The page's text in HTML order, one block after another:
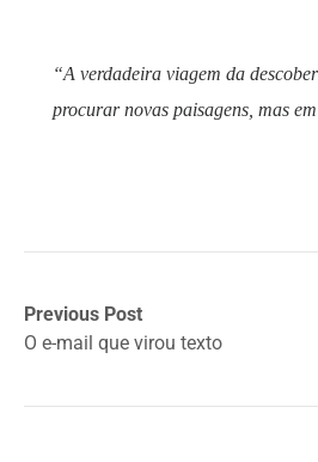
“A verdadeira viagem da
procurar novas paisagens, mas
Previous Post
O e-mail que virou texto